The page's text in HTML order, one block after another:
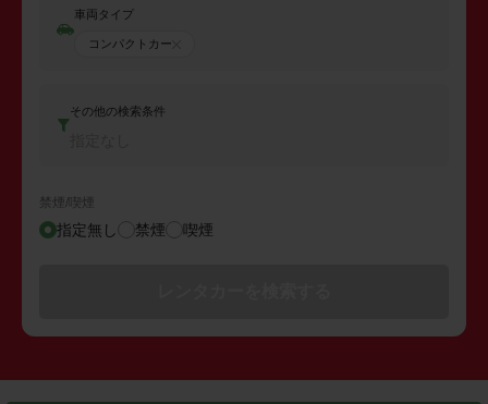
車両タイプ
コンパクトカー
その他の検索条件
禁煙/喫煙
指定無し 禁煙 喫煙